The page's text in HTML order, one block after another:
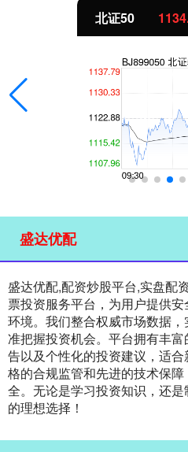
北证50 1134.24
盛达优配
盛达优配,配资炒股平台,实盘配
票投资服务平台，为用户提供
环境。我们整合权威市场数据
准把握投资机会。平台拥有丰
告以及个性化的投资建议，适
格的合规监管和先进的技术保
全。无论是学习投资知识，还
的理想选择！